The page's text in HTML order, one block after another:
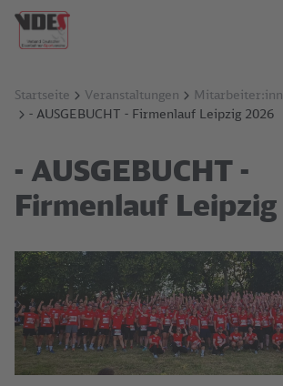
Startseite Veranstaltungen
- AUSGEBUCHT - Firmenlauf Leipzig 2026
- AUSGEBUCHT -
Firmenlauf Leipzig